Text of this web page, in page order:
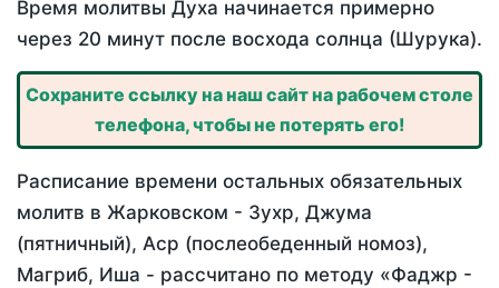
Время молитвы Духа начинается примерно
через 20 минут после восхода солнца (Шурука).
Сохраните ссылку на наш сайт на рабочем столе
телефона, чтобы не потерять его!
Расписание времени остальных обязательных
молитв в Жарковском - Зухр, Джума
(пятничный), Аср (послеобеденный номоз),
Магриб, Иша - рассчитано по методу «Фаджр -